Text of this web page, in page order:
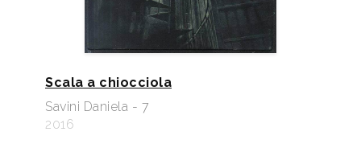
Scala a chiocciola
Savini Daniela - 7
2016